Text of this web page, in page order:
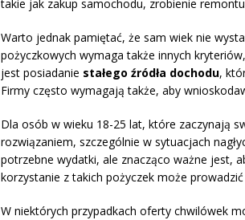
takie jak zakup samochodu, zrobienie
Warto jednak pamiętać, że sam wiek nie
pożyczkowych wymaga także innych
jest posiadanie stałego źródła dochodu,
Firmy często wymagają także, aby
Dla osób w wieku 18-25 lat, które zaczynają
rozwiązaniem, szczególnie w sytuacjach
potrzebne wydatki, ale znacząco ważne jest,
korzystanie z takich pożyczek może
W niektórych przypadkach oferty chwilówek